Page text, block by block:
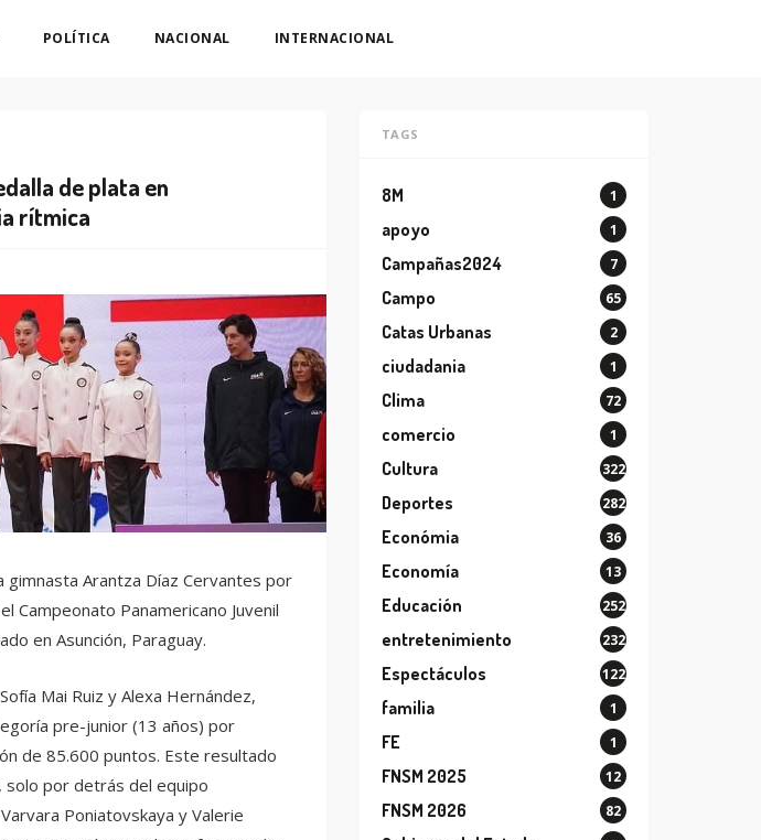
POLÍTICA NACIONAL INTERNACIONAL
de plata en
rítmica
gimnasta Arantza Díaz Cervantes por
Campeonato Panamericano Juvenil
en Asunción, Paraguay.
Mai Ruiz y Alexa Hernández,
pre-junior (13 años) por
de 85.600 puntos. Este resultado
solo por detrás del equipo
Poniatovskaya y Valerie
TAGS
8M 1
apoyo 1
Campañas2024 7
Campo 65
Catas Urbanas 2
ciudadania 1
Clima 72
comercio 1
Cultura 322
Deportes 282
Económia 36
Economía 13
Educación 252
entretenimiento 232
Espectáculos 122
familia 1
FE 1
FNSM 2025 12
FNSM 2026 82